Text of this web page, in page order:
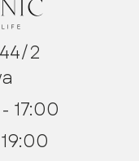
2
17:00